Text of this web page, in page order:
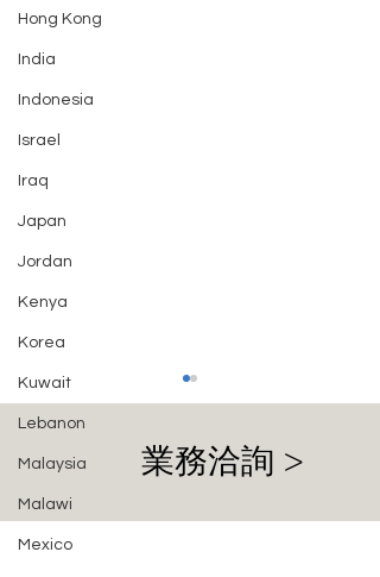
Hong Kong
India
Indonesia
Israel
Iraq
Japan
Jordan
Kenya
Korea
Kuwait
Lebanon
Malaysia
Malawi
Mexico
業務洽詢 >